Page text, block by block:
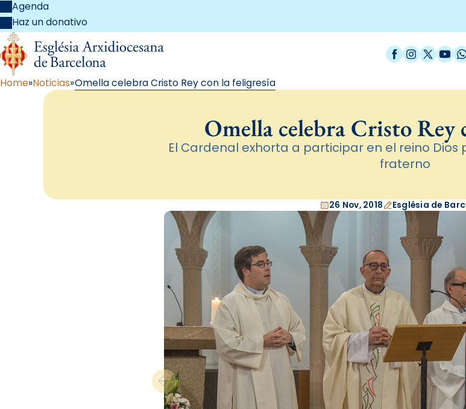
Agenda
Haz un donativo
Facebook
Instagram
X /
Home Noticias Omella celebra Cristo Rey con la feligresía
Omella celebra Cristo Rey
El Cardenal exhorta a participar en el reino
fraterno
26 Nov, 2018 Església de